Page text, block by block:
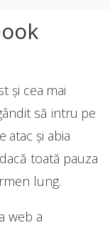
și cea mai
să intru pe
atac și abia
toată pauza
lung.
web a